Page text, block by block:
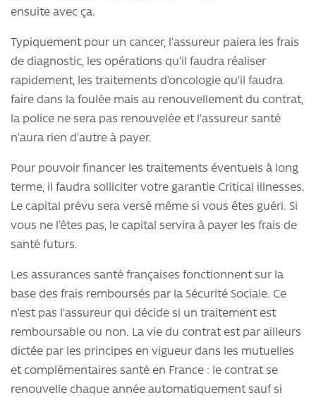
ensuite avec ça.
Typiquement pour un cancer, l’assureur paiera les frais
de diagnostic, les opérations qu’il faudra réaliser
rapidement, les traitements d’oncologie qu’il faudra
faire dans la foulée mais au renouvellement du contrat,
la police ne sera pas renouvelée et l’assureur santé
n’aura rien d’autre à payer.
Pour pouvoir financer les traitements éventuels à long
terme, il faudra solliciter votre garantie Critical illnesses.
Le capital prévu sera versé même si vous êtes guéri. Si
vous ne l’êtes pas, le capital servira à payer les frais de
santé futurs.
Les assurances santé françaises fonctionnent sur la
base des frais remboursés par la Sécurité Sociale. Ce
n’est pas l’assureur qui décide si un traitement est
remboursable ou non. La vie du contrat est par ailleurs
dictée par les principes en vigueur dans les mutuelles
et complémentaires santé en France : le contrat se
renouvelle chaque année automatiquement sauf si